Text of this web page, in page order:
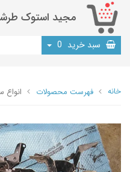
مجید استوک
سبد خرید 0
خانه فهرست محصولات